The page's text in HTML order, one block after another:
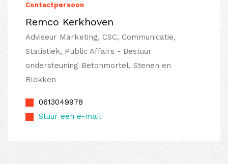
Contactpersoon
Remco Kerkhoven
Adviseur Marketing, CSC, Communicatie,
Statistiek, Public Affairs - Bestuur
ondersteuning Betonmortel, Stenen en
Blokken
0613049978
Stuur een e-mail